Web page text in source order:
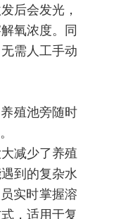
后会发光，
氧浓度。同
需人工手动
殖池旁随时
减少了养殖
到的复杂水
实时掌握溶
，适用于复